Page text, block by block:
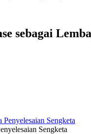
sebagai
Sengketa